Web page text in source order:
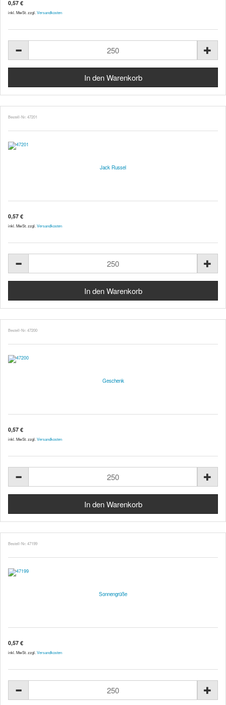
0,57 €
inkl. MwSt. zzgl. Versandkosten
Bestell-Nr. 47201
Jack Russel
0,57 €
inkl. MwSt. zzgl. Versandkosten
Bestell-Nr. 47200
Geschenk
0,57 €
inkl. MwSt. zzgl. Versandkosten
Bestell-Nr. 47199
Sonnengrüße
0,57 €
inkl. MwSt. zzgl. Versandkosten